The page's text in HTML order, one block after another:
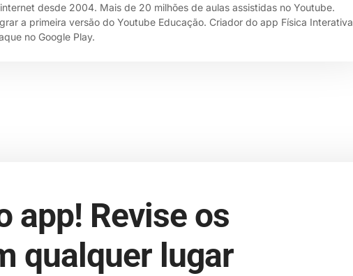
desde 2004. Mais de 20 milhões de aulas assistidas no Youtube.
a primeira versão do Youtube Educação. Criador do app Física Interativa
no Google Play.
app! Revise os
qualquer lugar